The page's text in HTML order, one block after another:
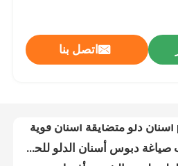
اتصل بنا
الماس NBLF قطع الغيار دلو دبوس قفل دبوس لPC 200 PC 300 PC 400 دبوس أسنان للحفر دلو
أجهزة تحويل الأسنان المعدلة من المواد المزورة حفرة دبوس الأسنان 20 سم ارتفاع
الدفّة الأسنان دبوس قفل مكيّف الاحتفاظ 14527863 14540728 14540730 / 731 14540729